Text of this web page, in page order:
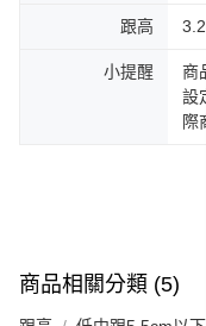
跟高
小提醒
商
設
際
商品相關分類 (5)